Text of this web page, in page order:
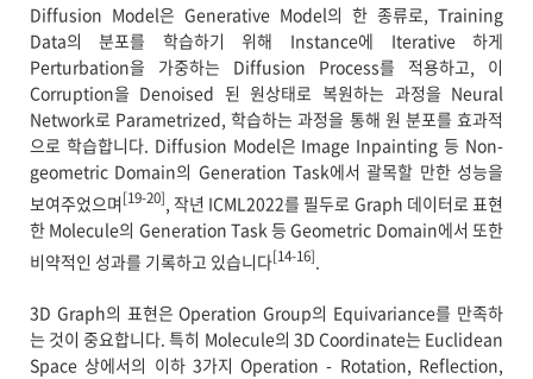
Diffusion Model은 Generative Model의 한 종류로, Training
Data의 분포를 학습하기 위해 Instance에 Iterative 하게
Perturbation을 가중하는 Diffusion Process를 적용하고, 이
Corruption을 Denoised 된 원상태로 복원하는 과정을 Neural
Network로 Parametrized, 학습하는 과정을 통해 원 분포를 효과적
으로 학습합니다. Diffusion Model은 Image Inpainting 등 Non-
geometric Domain의 Generation Task에서 괄목할 만한 성능을
보여주었으며[19-20] , 작년 ICML2022를 필두로 Graph 데이터로 표현
한 Molecule의 Generation Task 등 Geometric Domain에서 또한
비약적인 성과를 기록하고 있습니다[14-16]
3D Graph의 표현은 Operation Group의 Equivariance를 만족하
는 것이 중요합니다. 특히 Molecule의 3D Coordinate는 Euclidean
Space 상에서의 이하 3가지 Operation - Rotation, Reflection,